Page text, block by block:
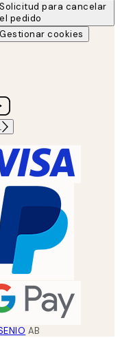
Solicitud para cancelar
el pedido
Gestionar cookies
AB